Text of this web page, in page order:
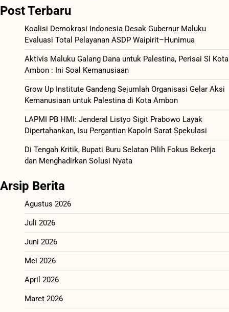
Post Terbaru
Koalisi Demokrasi Indonesia Desak Gubernur Maluku
Evaluasi Total Pelayanan ASDP Waipirit–Hunimua
Aktivis Maluku Galang Dana untuk Palestina, Perisai SI Kota
Ambon : Ini Soal Kemanusiaan
Grow Up Institute Gandeng Sejumlah Organisasi Gelar Aksi
Kemanusiaan untuk Palestina di Kota Ambon
LAPMI PB HMI: Jenderal Listyo Sigit Prabowo Layak
Dipertahankan, Isu Pergantian Kapolri Sarat Spekulasi
Di Tengah Kritik, Bupati Buru Selatan Pilih Fokus Bekerja
dan Menghadirkan Solusi Nyata
Arsip Berita
Agustus 2026
Juli 2026
Juni 2026
Mei 2026
April 2026
Maret 2026